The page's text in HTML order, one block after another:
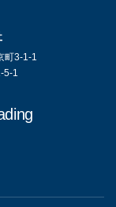
町3-1-1
5-1